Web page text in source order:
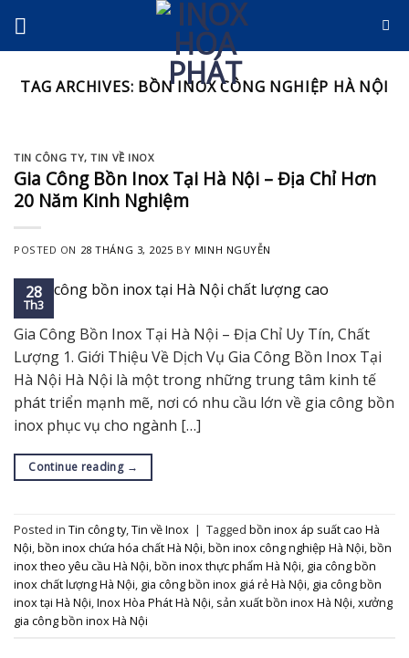
content
TAG ARCHIVES: BỒN INOX CÔNG NGHIỆP HÀ NỘI
TIN CÔNG TY,TIN VỀ INOX
Gia Công Bồn Inox Tại Hà Nội – Địa Chỉ Hơn
20 Năm Kinh Nghiệm
POSTED ON 28 THÁNG 3, 2025 BY MINH NGUYỄN
28
Th3
Gia Công Bồn Inox Tại Hà Nội – Địa Chỉ Uy Tín, Chất
Lượng 1. Giới Thiệu Về Dịch Vụ Gia Công Bồn Inox Tại
Hà Nội Hà Nội là một trong những trung tâm kinh tế
phát triển mạnh mẽ, nơi có nhu cầu lớn về gia công bồn
inox phục vụ cho ngành […]
Continue reading →
Posted in Tin công ty,Tin về Inox | Tagged bồn inox áp suất cao Hà
Nội,bồn inox chứa hóa chất Hà Nội,bồn inox công nghiệp Hà Nội,bồn
inox theo yêu cầu Hà Nội,bồn inox thực phẩm Hà Nội, gia công bồn
inox chất lượng Hà Nội, gia công bồn inox giá rẻ Hà Nội, gia công bồn
inox tại Hà Nội,Inox Hòa Phát Hà Nội, sản xuất bồn inox Hà Nội,xưởng
gia công bồn inox Hà Nội